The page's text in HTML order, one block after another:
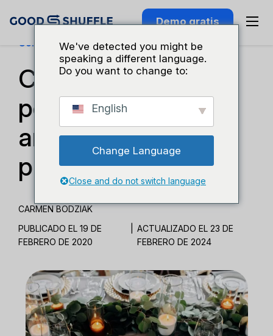
Demo gratis
Conocimiento Del Sector
Consejos para
personalizar los
artículos de alquiler
para bodas
CARMEN BODZIAK
PUBLICADO EL 19 DE
FEBRERO DE 2020
ACTUALIZADO EL 23 DE
FEBRERO DE 2024
We've detected you might be
speaking a different language.
Do you want to change to:
English
Change Language
Close and do not switch language